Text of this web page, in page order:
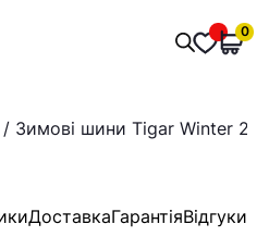
Пошук
товарів
0
/ Зимові шини Tigar Winter
ДоставкаГарантіяВідгуки